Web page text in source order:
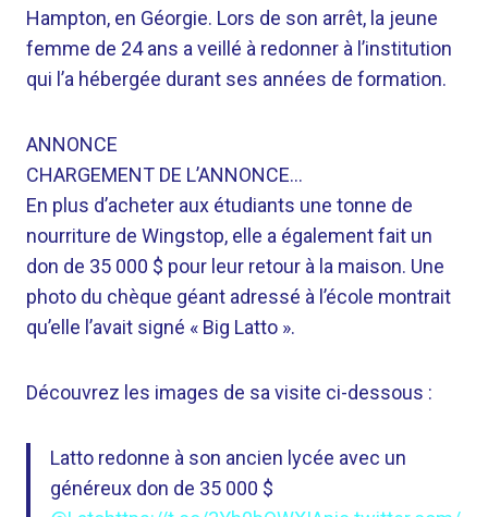
Hampton, en Géorgie. Lors de son arrêt, la jeune
femme de 24 ans a veillé à redonner à l’institution
qui l’a hébergée durant ses années de formation.
ANNONCE
CHARGEMENT DE L’ANNONCE…
En plus d’acheter aux étudiants une tonne de
nourriture de Wingstop, elle a également fait un
don de 35 000 $ pour leur retour à la maison. Une
photo du chèque géant adressé à l’école montrait
qu’elle l’avait signé « Big Latto ».
Découvrez les images de sa visite ci-dessous :
Latto redonne à son ancien lycée avec un
généreux don de 35 000 $